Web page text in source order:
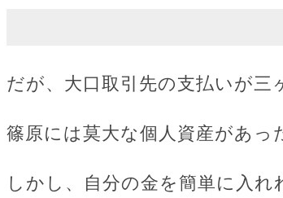
だが、大口取引先の支払いが
篠原には莫大な個人資産があっ
しかし、自分の金を簡単に入